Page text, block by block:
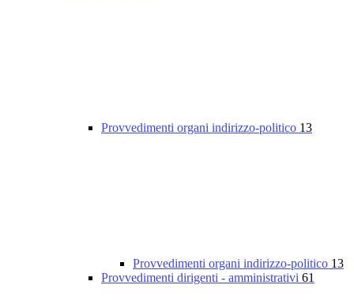
Provvedimenti organi indirizzo-politico 13
Provvedimenti organi indirizzo-politico 13
Provvedimenti dirigenti - amministrativi 61